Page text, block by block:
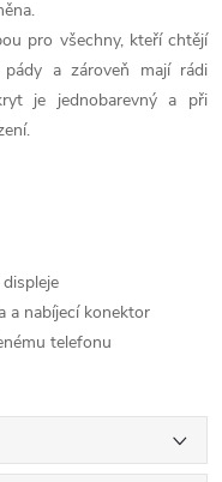
pro všechny, kteří chtějí
a zároveň mají rádi
je jednobarevný a při
a nabíjecí konektor
telefonu